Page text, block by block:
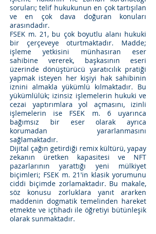
soruları; telif hukukunun en çok tartışılan
ve en çok dava doğuran konuları
arasındadır.
FSEK m. 21, bu çok boyutlu alanı hukuki
bir çerçeveye oturtmaktadır. Madde;
işleme yetkisini münhasıran eser
sahibine vererek, başkasının eseri
üzerinde dönüştürücü yaratıcılık pratiği
yapmak isteyen her kişiyi hak sahibinin
iznini almakla yükümlü kılmaktadır. Bu
yükümlülük; izinsiz işlemelerin hukuki ve
cezai yaptırımlara yol açmasını, izinli
işlemelerin ise FSEK m. 6 uyarınca
bağımsız bir eser olarak ayrıca
korumadan yararlanmasını
sağlamaktadır.
Dijital çağın getirdiği remix kültürü, yapay
zekanın üretken kapasitesi ve NFT
pazarlarının yarattığı yeni mülkiyet
biçimleri; FSEK m. 21'in klasik yorumunu
ciddi biçimde zorlamaktadır. Bu makale,
söz konusu zorluklara yanıt ararken
maddenin dogmatik temelinden hareket
etmekte ve içtihadı ile öğretiyi bütünleşik
olarak sunmaktadır.